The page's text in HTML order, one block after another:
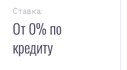
Ставка:
От 0% по
кредиту